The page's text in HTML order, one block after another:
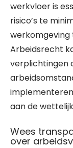
werkvloer is
risico’s te
werkomgeving
Arbeidsrecht
verplichtingen
aan de
Wees
over